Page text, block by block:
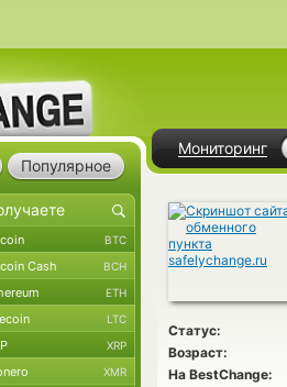
Мониторинг
Статус:
Возраст:
На BestChange:
Популярное
BTC
Cash BCH
ETH
LTC
XRP
XMR